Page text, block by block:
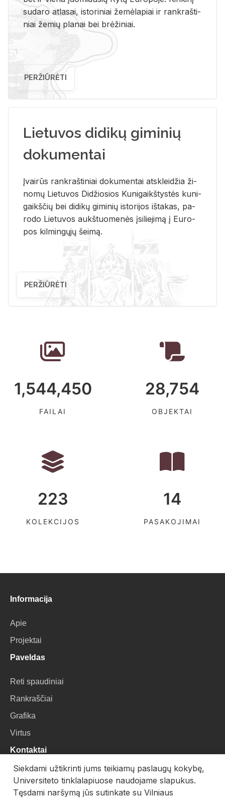
su­da­ro at­la­sai, is­to­ri­niai že­mė­la­piai ir rank­raš­ti­
niai že­mių pla­nai bei brė­ži­niai.
PERŽIŪRĖTI
Lietuvos didikų giminių
dokumentai
Įvai­rūs rank­raš­ti­niai do­ku­men­tai at­sklei­džia ži­
no­mų Lie­tu­vos Di­džio­sios Ku­ni­gaikš­tys­tės ku­ni­
gaikš­čių bei di­di­kų gi­mi­nių is­to­ri­jos iš­ta­kas, pa­
ro­do Lie­tu­vos aukš­tuo­me­nės įsi­lie­ji­mą į Eu­ro­
pos kil­min­gų­jų šei­mą.
PERŽIŪRĖTI
1,544,450
FAILAI
28,754
OBJEKTAI
223
KOLEKCIJOS
14
PASAKOJIMAI
Informacija
Apie
Projektai
Paveldas
Reti spaudiniai
Rankraščiai
Grafika
Virtus
Kontaktai
VU Biblioteka
Universiteto g. 3, LT-01122, Vilnius
Siekdami užtikrinti jums teikiamų paslaugų kokybę,
Universiteto tinklalapiuose naudojame slapukus.
Tęsdami naršymą jūs sutinkate su Vilniaus